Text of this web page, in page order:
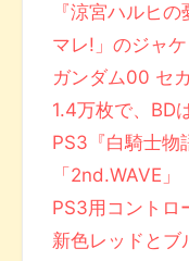
『涼宮ハルヒ
マレ!」のジャ
ガンダム00 セ
1.4万枚で、BD
PS3『白騎士物
「2nd.WAVE」
PS3用コントロ
新色レッドとブ